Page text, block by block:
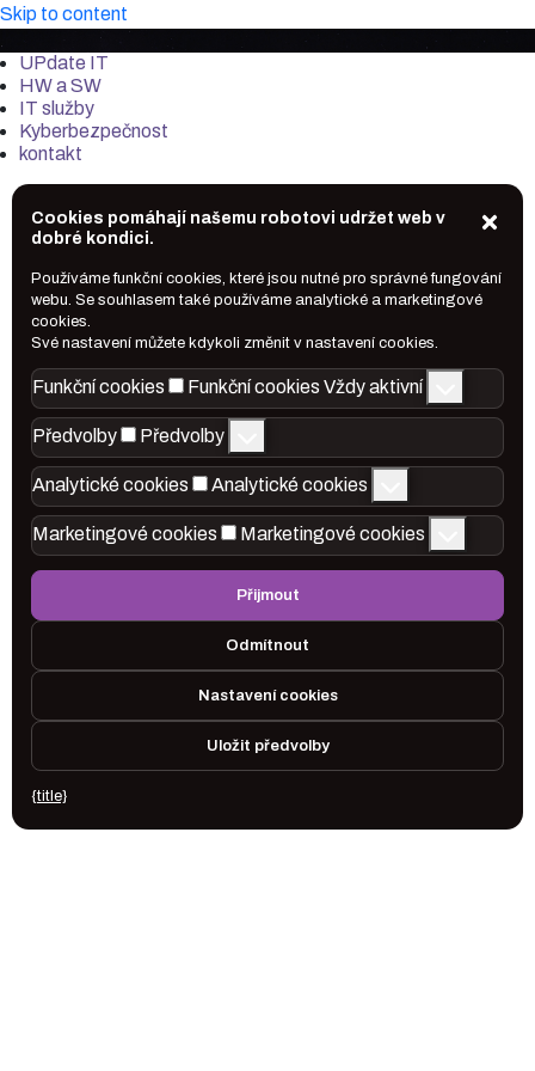
Skip to content
it-market.cz
UPdate IT
HW a SW
IT služby
Kyberbezpečnost
kontakt
Cookies pomáhají našemu robotovi udržet web v
dobré kondici.
Používáme funkční cookies, které jsou nutné pro správné fungování
webu. Se souhlasem také používáme analytické a marketingové
cookies.
Své nastavení můžete kdykoli změnit v nastavení cookies.
Funkční cookies Funkční cookies Vždy aktivní
Předvolby Předvolby
Analytické cookies Analytické cookies
Marketingové cookies Marketingové cookies
Přijmout
Odmítnout
Nastavení cookies
Uložit předvolby
{title}